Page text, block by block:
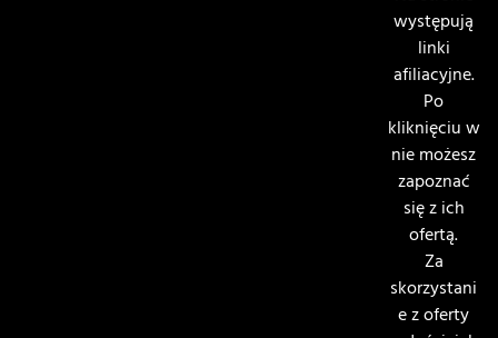
występują
linki
afiliacyjne.
Po
kliknięciu w
nie możesz
zapoznać
się z ich
ofertą.
Za
skorzystani
e z oferty